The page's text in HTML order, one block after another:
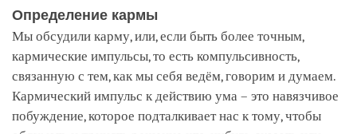
Определение кармы
Мы обсудили карму, или, если быть более точным,
кармические импульсы, то есть компульсивность,
связанную с тем, как мы себя ведём, говорим и думаем.
Кармический импульс к действию ума – это навязчивое
побуждение, которое подталкивает нас к тому, чтобы